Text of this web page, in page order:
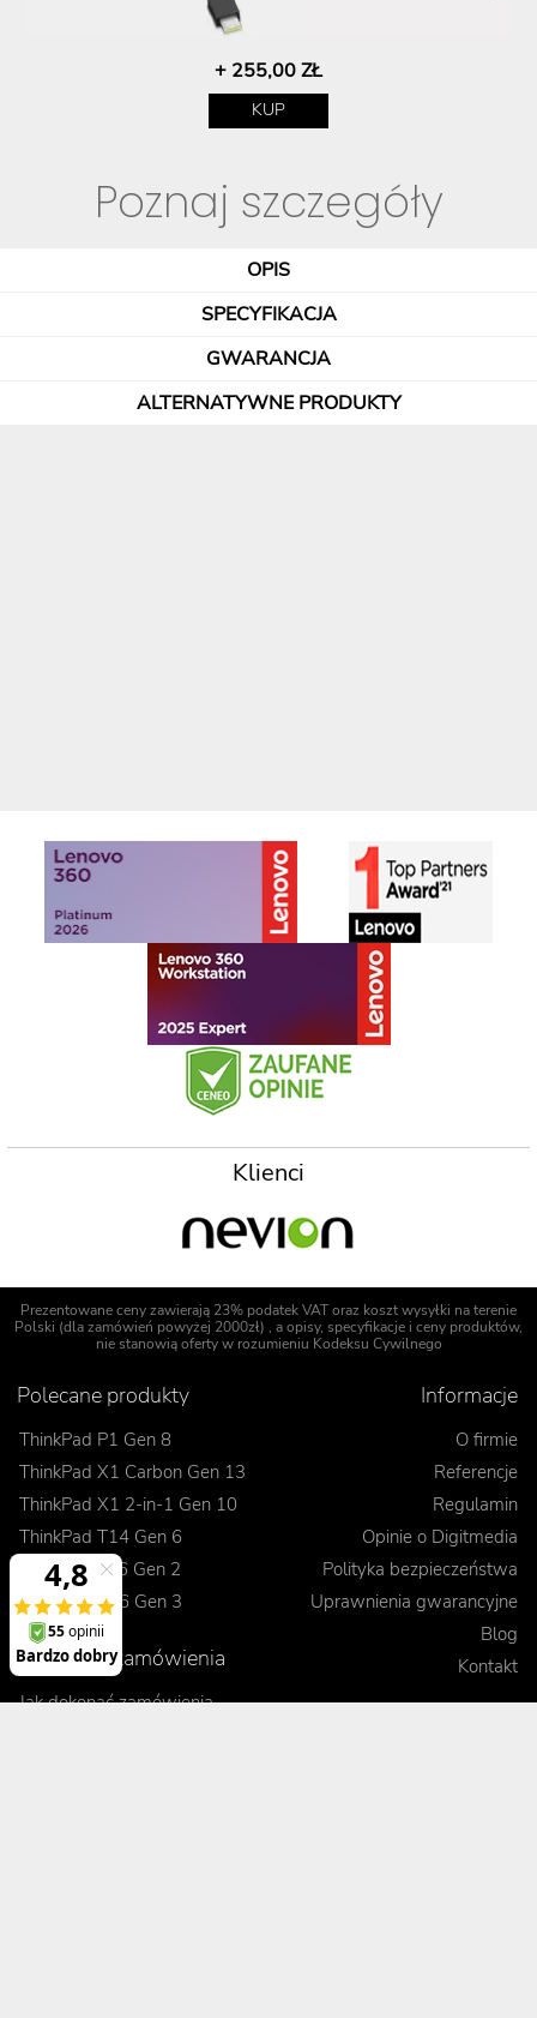
+ 255,00 ZŁ
KUP
Poznaj szczegóły
OPIS
SPECYFIKACJA
GWARANCJA
ALTERNATYWNE PRODUKTY
Klienci
Prezentowane ceny zawierają 23% podatek VAT oraz koszt wysyłki na terenie
Polski (dla zamówień powyżej 2000zł) , a opisy, specyfikacje i ceny produktów,
nie stanowią oferty w rozumieniu Kodeksu Cywilnego
Polecane produkty
ThinkPad P1 Gen 8
ThinkPad X1 Carbon Gen 13
ThinkPad X1 2-in-1 Gen 10
ThinkPad T14 Gen 6
ThinkPad L16 Gen 2
ThinkPad E16 Gen 3
Informacje
O firmie
Referencje
Regulamin
Opinie o Digitmedia
Polityka bezpieczeństwa
Uprawnienia gwarancyjne
Blog
Kontakt
Realizacje zamówienia
Jak dokonać zamówienia